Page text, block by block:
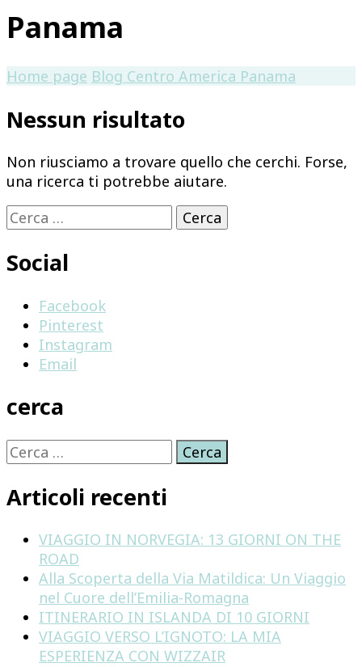
Panama
Home page Blog Centro America Panama
Nessun risultato
Non riusciamo a trovare quello che cerchi. Forse,
una ricerca ti potrebbe aiutare.
Ricerca
per:
Social
Facebook
Pinterest
Instagram
Email
cerca
Ricerca
per:
Articoli recenti
VIAGGIO IN NORVEGIA: 13 GIORNI ON THE
ROAD
Alla Scoperta della Via Matildica: Un Viaggio
nel Cuore dell’Emilia-Romagna
ITINERARIO IN ISLANDA DI 10 GIORNI
VIAGGIO VERSO L’IGNOTO: LA MIA
ESPERIENZA CON WIZZAIR